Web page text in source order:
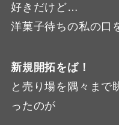
好きだけど…
洋菓子待ちの私の口
新規開拓をば！
と売り場を隅々まで
ったのが